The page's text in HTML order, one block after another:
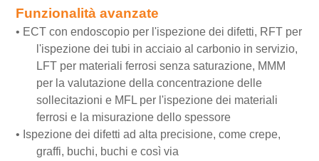
Funzionalità avanzate
• ECT con endoscopio per l'ispezione dei difetti, RFT per
l'ispezione dei tubi in acciaio al carbonio in servizio,
LFT per materiali ferrosi senza saturazione, MMM
per la valutazione della concentrazione delle
sollecitazioni e MFL per l'ispezione dei materiali
ferrosi e la misurazione dello spessore
• Ispezione dei difetti ad alta precisione, come crepe,
graffi, buchi, buchi e così via